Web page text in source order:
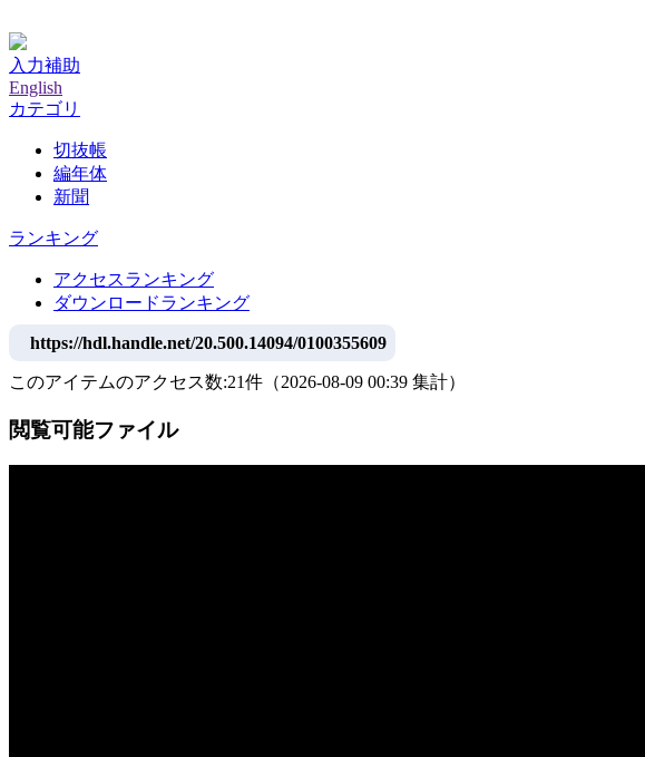
入力補助
English
カテゴリ
切抜帳
編年体
新聞
ランキング
アクセスランキング
ダウンロードランキング
https://hdl.handle.net/20.500.14094/0100355609
このアイテムのアクセス数:21件 （2026-08-09 00:39 集計）
閲覧可能ファイル